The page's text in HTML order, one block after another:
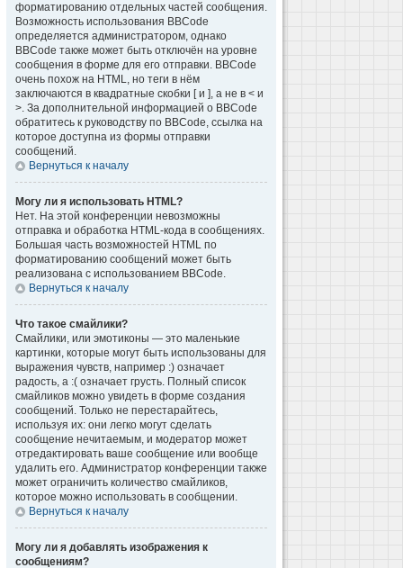
форматированию отдельных частей сообщения.
Возможность использования BBCode
определяется администратором, однако
BBCode также может быть отключён на уровне
сообщения в форме для его отправки. BBCode
очень похож на HTML, но теги в нём
заключаются в квадратные скобки [ и ], а не в < и
>. За дополнительной информацией о BBCode
обратитесь к руководству по BBCode, ссылка на
которое доступна из формы отправки
сообщений.
Вернуться к началу
Могу ли я использовать HTML?
Нет. На этой конференции невозможны
отправка и обработка HTML-кода в сообщениях.
Большая часть возможностей HTML по
форматированию сообщений может быть
реализована с использованием BBCode.
Вернуться к началу
Что такое смайлики?
Смайлики, или эмотиконы — это маленькие
картинки, которые могут быть использованы для
выражения чувств, например :) означает
радость, а :( означает грусть. Полный список
смайликов можно увидеть в форме создания
сообщений. Только не перестарайтесь,
используя их: они легко могут сделать
сообщение нечитаемым, и модератор может
отредактировать ваше сообщение или вообще
удалить его. Администратор конференции также
может ограничить количество смайликов,
которое можно использовать в сообщении.
Вернуться к началу
Могу ли я добавлять изображения к
сообщениям?